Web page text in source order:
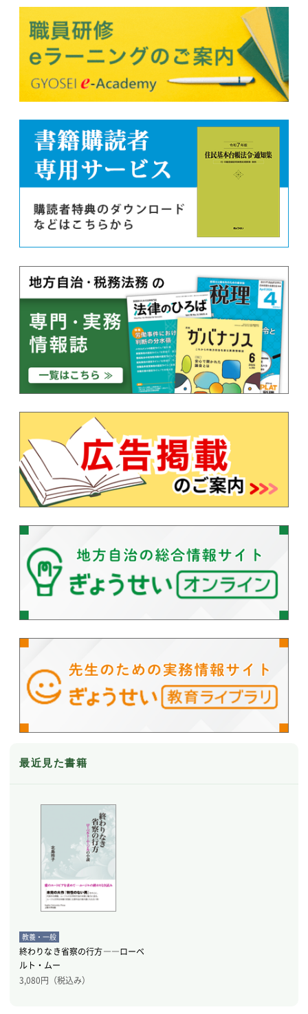
最近見た書籍
教養・一般
終わりなき省察の行方――ローベ
ルト・ムー
3,080円（税込み）